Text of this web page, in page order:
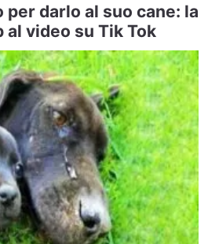
darlo al suo cane: la
al video su Tik Tok